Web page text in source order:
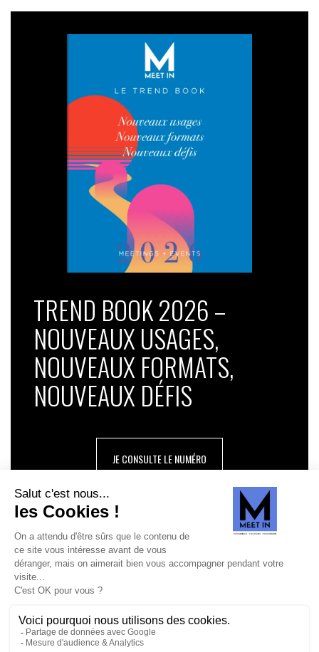
TREND BOOK 2026 –
NOUVEAUX USAGES,
NOUVEAUX FORMATS,
NOUVEAUX DÉFIS
JE CONSULTE LE NUMÉRO
SUIVEZ-NOUS